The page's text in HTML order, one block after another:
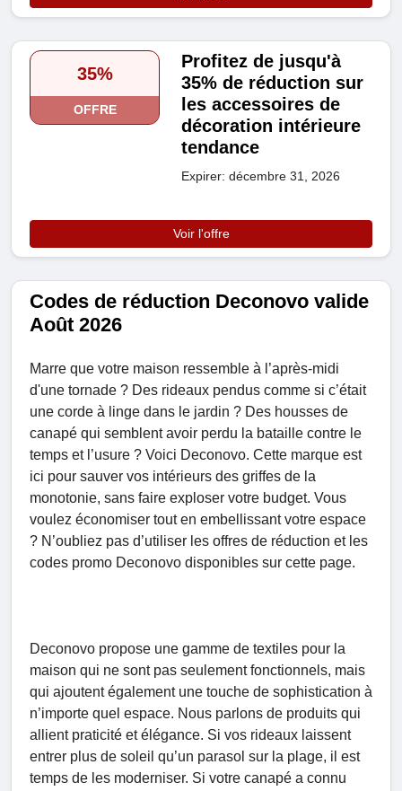
35%
OFFRE
Profitez de jusqu'à
35% de réduction sur
les accessoires de
décoration intérieure
tendance
Expirer: décembre 31, 2026
Voir l'offre
Codes de réduction Deconovo valide
Août 2026
Marre que votre maison ressemble à l’après-midi
d'une tornade ? Des rideaux pendus comme si c’était
une corde à linge dans le jardin ? Des housses de
canapé qui semblent avoir perdu la bataille contre le
temps et l’usure ? Voici Deconovo. Cette marque est
ici pour sauver vos intérieurs des griffes de la
monotonie, sans faire exploser votre budget. Vous
voulez économiser tout en embellissant votre espace
? N’oubliez pas d’utiliser les offres de réduction et les
codes promo Deconovo disponibles sur cette page.
Deconovo propose une gamme de textiles pour la
maison qui ne sont pas seulement fonctionnels, mais
qui ajoutent également une touche de sophistication à
n’importe quel espace. Nous parlons de produits qui
allient praticité et élégance. Si vos rideaux laissent
entrer plus de soleil qu’un parasol sur la plage, il est
temps de les moderniser. Si votre canapé a connu